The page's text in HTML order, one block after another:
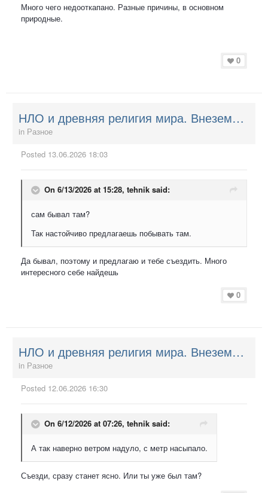
Много чего недооткапано. Разные причины, в основном
природные.
0
НЛО и древняя религия мира. Внеземные Творцы. НЛО и ведическое православие.
in Разное
Posted 13.06.2026 18:03
On 6/13/2026 at 15:28, tehnik said:
сам бывал там?
Так настойчиво предлагаешь побывать там.
Да бывал, поэтому и предлагаю и тебе съездить. Много
интересного себе найдешь
0
НЛО и древняя религия мира. Внеземные Творцы. НЛО и ведическое православие.
in Разное
Posted 12.06.2026 16:30
On 6/12/2026 at 07:26, tehnik said:
А так наверно ветром надуло, с метр насыпало.
Съезди, сразу станет ясно. Или ты уже был там?